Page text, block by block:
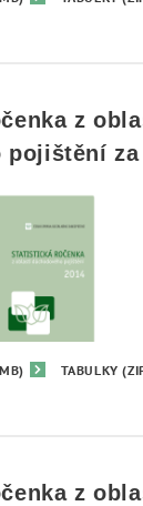
z
pojištění za
TABULKY
z